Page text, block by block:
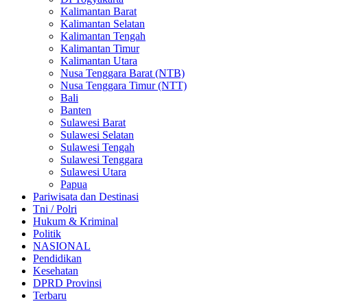
Kalimantan Barat
Kalimantan Selatan
Kalimantan Tengah
Kalimantan Timur
Kalimantan Utara
Nusa Tenggara Barat (NTB)
Nusa Tenggara Timur (NTT)
Bali
Banten
Sulawesi Barat
Sulawesi Selatan
Sulawesi Tengah
Sulawesi Tenggara
Sulawesi Utara
Papua
Pariwisata dan Destinasi
Tni / Polri
Hukum & Kriminal
Politik
NASIONAL
Pendidikan
Kesehatan
DPRD Provinsi
Terbaru